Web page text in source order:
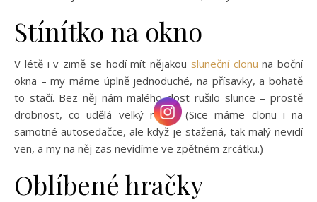
Stínítko na okno
V létě i v zimě se hodí mít nějakou sluneční clonu na boční
okna – my máme úplně jednoduché, na přísavky, a bohatě
to stačí. Bez něj nám malého dost rušilo slunce – prostě
drobnost, co udělá velký rozdíl. (Sice máme clonu i na
samotné autosedačce, ale když je stažená, tak malý nevidí
ven, a my na něj zas nevidíme ve zpětném zrcátku.)
Oblíbené hračky